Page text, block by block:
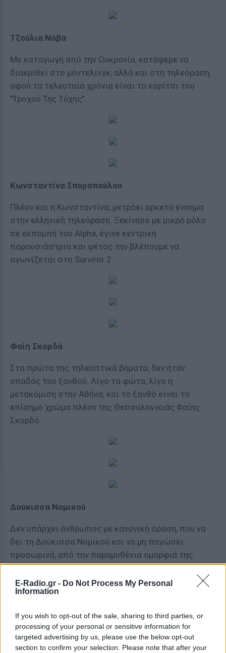
E-Radio.gr - Do Not Process My Personal
Information
If you wish to opt-out of the sale, sharing to third parties, or
processing of your personal or sensitive information for
targeted advertising by us, please use the below opt-out
section to confirm your selection. Please note that after your
Τζούλια Νόβα
Με καταγωγή από την Ουκρανία, κατάφερε να
διακριθεί στο μόντελινγκ, αλλά και στη τηλεόραση,
αφού τα τελευταία χρόνια είναι το κορίτσι του
"Τροχού Της Τύχης".
Κωνσταντίνα Σπυροπούλου
Πλέον και η Κωνσταντίνα, μετράει αρκετά ένσημα
στην ελληνική τηλεόραση. Ξεκίνησε με μικρό ρόλο
σε εκπομπή του Alpha, έγινε κεντρική
παρουσιάστρια και φέτος την βλέπουμε να
αγωνίζεται στο Surviror 2.
Φαίη Σκορδά
Στα πρώτα της τηλεοπτικά βήματα, δεν ήταν
οπαδός του ξανθού. Λίγο τα φώτα, λίγο η
μετακόμιση στην Αθήνα, και το ξανθό είναι το
επίσημο χρώμα πλέον της Θεσσαλονικιάς Φαίης
Σκορδά.
Δούκισσα Νομικού
Δεν υπάρχει άνθρωπος με κανονική όραση, που να
δει τη Δούκισσα Νομικού και να μη παγώσει
προσωρινά, από την παραμυθένια ομορφιά της.
Ελεονώρα Μελέτη